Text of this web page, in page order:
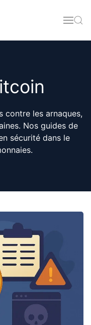
contre les arnaques,
Nos guides de
sécurité dans le